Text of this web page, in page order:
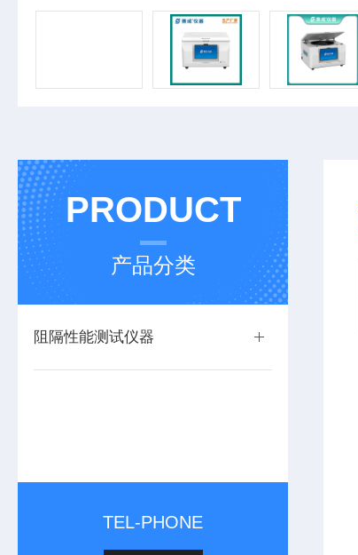
PRODUCT
产品分类
阻隔性能测试仪器
TEL-PHONE